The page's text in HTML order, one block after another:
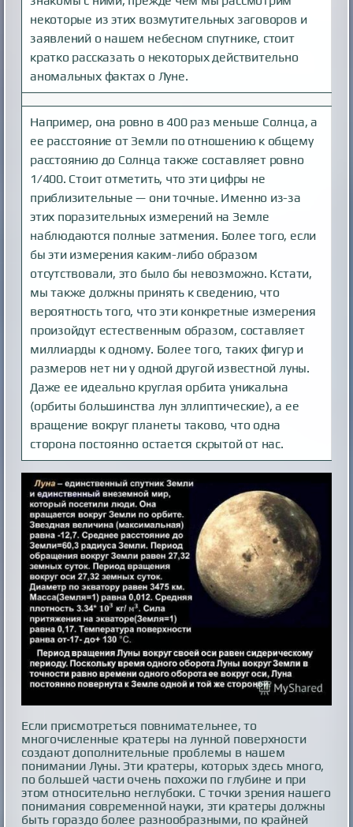
некоторые из этих возмутительных заговоров и
заявлений о нашем небесном спутнике, стоит
кратко рассказать о некоторых действительно
аномальных фактах о Луне.
Например, она ровно в 400 раз меньше Солнца, а
ее расстояние от Земли по отношению к общему
расстоянию до Солнца также составляет ровно
1/400. Стоит отметить, что эти цифры не
приблизительные — они точные. Именно из-за
этих поразительных измерений на Земле
наблюдаются полные затмения. Более того, если
бы эти измерения каким-либо образом
отсутствовали, это было бы невозможно. Кстати,
мы также должны принять к сведению, что
вероятность того, что эти конкретные измерения
произойдут естественным образом, составляет
миллиарды к одному. Более того, таких фигур и
размеров нет ни у одной другой известной луны.
Даже ее идеально круглая орбита уникальна
(орбиты большинства лун эллиптические), а ее
вращение вокруг планеты таково, что одна
сторона постоянно остается скрытой от нас.
Если присмотреться повнимательнее, то
многочисленные кратеры на лунной поверхности
создают дополнительные проблемы в нашем
понимании Луны. Эти кратеры, которых здесь много,
по большей части очень похожи по глубине и при
этом относительно неглубоки. С точки зрения нашего
понимания современной науки, эти кратеры должны
быть гораздо более разнообразными, по крайней